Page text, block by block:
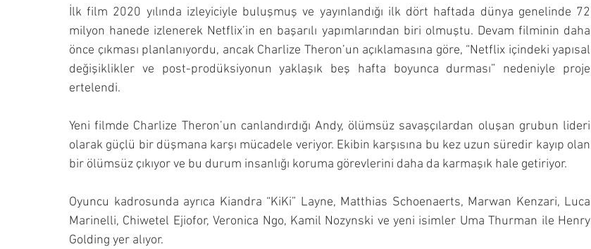
İlk film 2020 yılında izleyiciyle buluşmuş ve yayınlandığı ilk dört haftada dünya genelinde 72
milyon hanede izlenerek Netflix’in en başarılı yapımlarından biri olmuştu. Devam filminin daha
önce çıkması planlanıyordu, ancak Charlize Theron’un açıklamasına göre, “Netflix içindeki yapısal
değişiklikler ve post-prodüksiyonun yaklaşık beş hafta boyunca durması” nedeniyle proje
ertelendi.
Yeni filmde Charlize Theron’un canlandırdığı Andy, ölümsüz savaşçılardan oluşan grubun lideri
olarak güçlü bir düşmana karşı mücadele veriyor. Ekibin karşısına bu kez uzun süredir kayıp olan
bir ölümsüz çıkıyor ve bu durum insanlığı koruma görevlerini daha da karmaşık hale getiriyor.
Oyuncu kadrosunda ayrıca Kiandra “KiKi” Layne, Matthias Schoenaerts, Marwan Kenzari, Luca
Marinelli, Chiwetel Ejiofor, Veronica Ngo, Kamil Nozynski ve yeni isimler Uma Thurman ile Henry
Golding yer alıyor.